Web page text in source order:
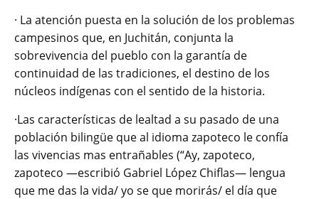
· La atención puesta en la solución de los problemas
campesinos que, en Juchitán, conjunta la
sobrevivencia del pueblo con la garantía de
continuidad de las tradiciones, el destino de los
núcleos indígenas con el sentido de la historia.
·Las características de lealtad a su pasado de una
población bilingüe que al idioma zapoteco le confía
las vivencias mas entrañables (“Ay, zapoteco,
zapoteco ―escribió Gabriel López Chiflas― lengua
que me das la vida/ yo se que morirás/ el día que